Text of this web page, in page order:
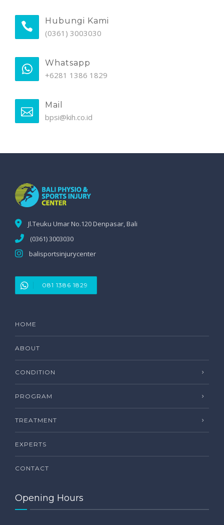
Hubungi Kami
(0361) 3003030
Whatsapp
+6281 1386 1829
Mail
bpsi@kih.co.id
Jl.Teuku Umar No.120 Denpasar, Bali
(0361) 3003030
balisportsinjurycenter
081 1386 1829
HOME
ABOUT
CONDITION
PROGRAM
TREATMENT
EXPERTS
CONTACT
Opening Hours